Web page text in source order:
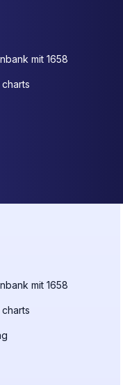
mit 1658
mit 1658